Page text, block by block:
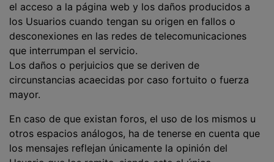
el acceso a la página web y los daños producidos a
los Usuarios cuando tengan su origen en fallos o
desconexiones en las redes de telecomunicaciones
que interrumpan el servicio.
Los daños o perjuicios que se deriven de
circunstancias acaecidas por caso fortuito o fuerza
mayor.
En caso de que existan foros, el uso de los mismos u
otros espacios análogos, ha de tenerse en cuenta que
los mensajes reflejan únicamente la opinión del